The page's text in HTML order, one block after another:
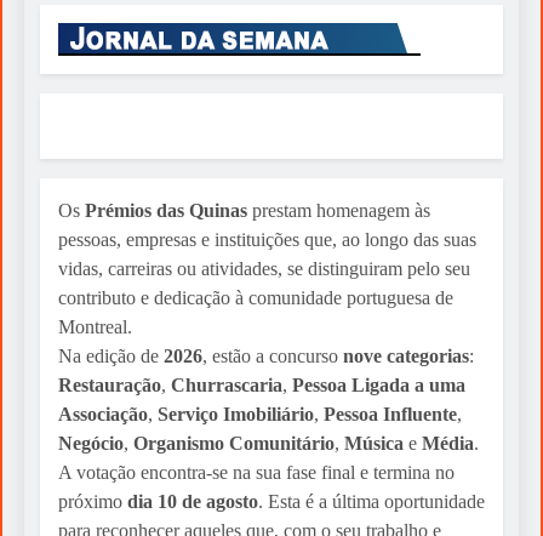
Os Prémios das Quinas prestam homenagem às
pessoas, empresas e instituições que, ao longo das suas
vidas, carreiras ou atividades, se distinguiram pelo seu
contributo e dedicação à comunidade portuguesa de
Montreal.
Na edição de 2026, estão a concurso nove categorias:
Restauração, Churrascaria, Pessoa Ligada a uma
Associação, Serviço Imobiliário, Pessoa Influente,
Negócio, Organismo Comunitário, Música e Média.
A votação encontra-se na sua fase final e termina no
próximo dia 10 de agosto. Esta é a última oportunidade
para reconhecer aqueles que, com o seu trabalho e